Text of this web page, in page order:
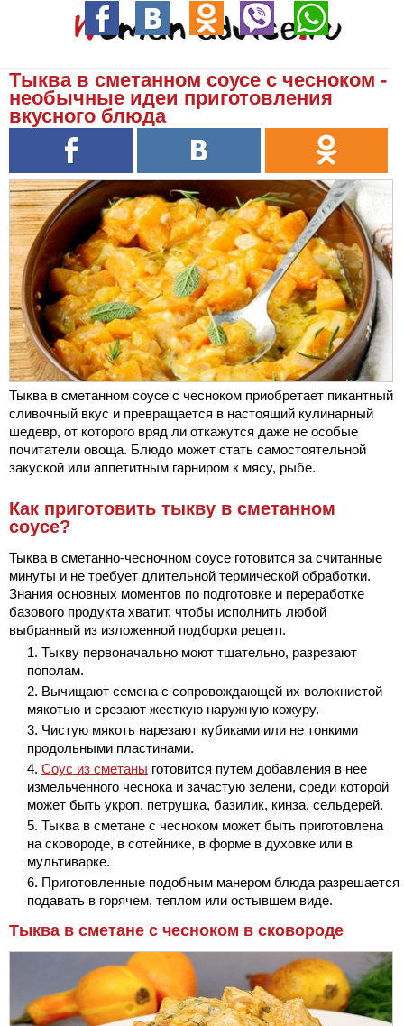
Тыква в сметанном соусе с чесноком -
необычные идеи приготовления
вкусного блюда
Тыква в сметанном соусе с чесноком приобретает пикантный
сливочный вкус и превращается в настоящий кулинарный
шедевр, от которого вряд ли откажутся даже не особые
почитатели овоща. Блюдо может стать самостоятельной
закуской или аппетитным гарниром к мясу, рыбе.
Как приготовить тыкву в сметанном
соусе?
Тыква в сметанно-чесночном соусе готовится за считанные
минуты и не требует длительной термической обработки.
Знания основных моментов по подготовке и переработке
базового продукта хватит, чтобы исполнить любой
выбранный из изложенной подборки рецепт.
Тыкву первоначально моют тщательно, разрезают
пополам.
Вычищают семена с сопровождающей их волокнистой
мякотью и срезают жесткую наружную кожуру.
Чистую мякоть нарезают кубиками или не тонкими
продольными пластинами.
Соус из сметаны готовится путем добавления в нее
измельченного чеснока и зачастую зелени, среди которой
может быть укроп, петрушка, базилик, кинза, сельдерей.
Тыква в сметане с чесноком может быть приготовлена
на сковороде, в сотейнике, в форме в духовке или в
мультиварке.
Приготовленные подобным манером блюда разрешается
подавать в горячем, теплом или остывшем виде.
Тыква в сметане с чесноком в сковороде